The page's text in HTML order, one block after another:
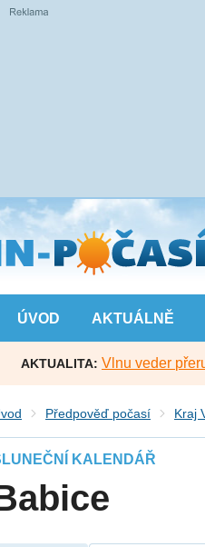
ÚVOD AKTUÁLNĚ
AKTUALITA: Vlnu veder
Předpověď počasí Kraj
KALENDÁŘ